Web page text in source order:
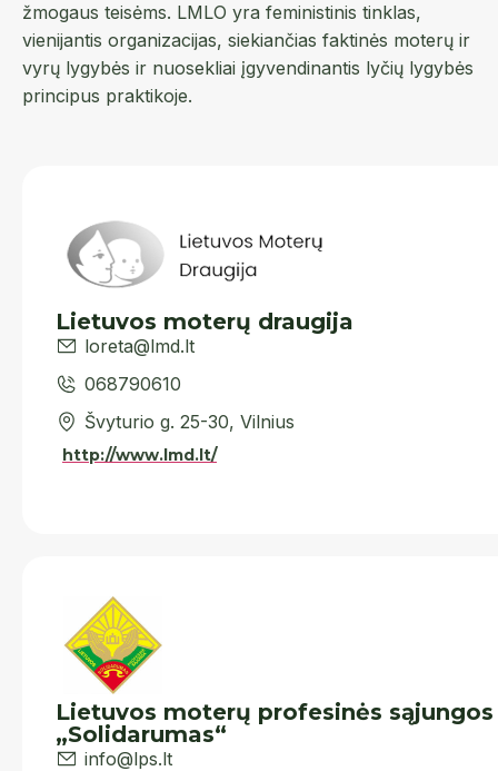
žmogaus teisėms. LMLO yra feministinis tinklas,
vienijantis organizacijas, siekiančias faktinės moterų ir
vyrų lygybės ir nuosekliai įgyvendinantis lyčių lygybės
principus praktikoje.
Lietuvos moterų draugija
loreta@lmd.lt
068790610
Švyturio g. 25-30, Vilnius
http://www.lmd.lt/
Lietuvos moterų profesinės sąjungos
„Solidarumas“
info@lps.lt